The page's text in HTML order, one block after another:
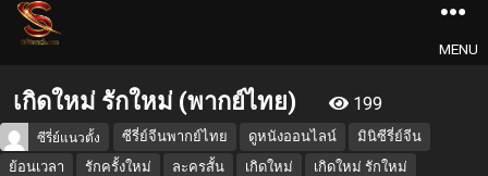
MENU
เกิดใหม่ รักใหม่ (พากย์ไทย) 199
ซีรี่ย์แนวตั้ง ซีรี่ย์จีนพากย์ไทย ดูหนังออนไลน์
มินิซีรี่ย์จีน
ย้อนเวลา
รักครั้งใหม่ ละครสั้น เกิดใหม่
เกิดใหม่ รักใหม่